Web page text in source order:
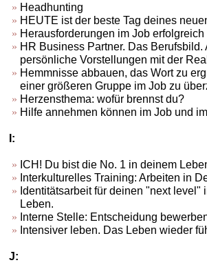
Headhunting
HEUTE ist der beste Tag deines
Herausforderungen im Job erfolgreich
HR Business Partner. Das Berufsbild.
persönliche Vorstellungen mit der
Hemmnisse abbauen, das Wort zu
einer größeren Gruppe im Job zu
Herzensthema: wofür brennst du?
Hilfe annehmen können im Job und
I:
ICH! Du bist die No. 1 in deinem
Interkulturelles Training: Arbeiten in
Identitätsarbeit für deinen "next level"
Leben.
Interne Stelle: Entscheidung
Intensiver leben. Das Leben wieder
J: